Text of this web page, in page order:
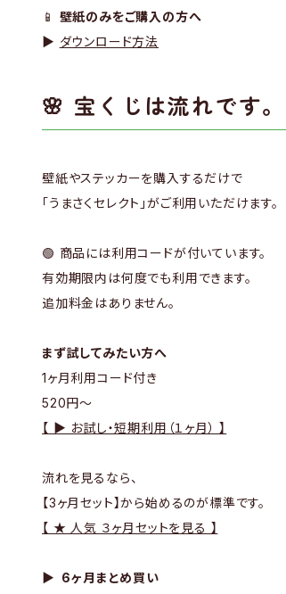
📱 壁紙のみをご購入の方へ
▶ ダウンロード方法
🌸 宝くじは流れです。
壁紙やステッカーを購入するだけで
「うまさくセレクト」がご利用いただけます。
🟢 商品には利用コードが付いています。
有効期限内は何度でも利用できます。
追加料金はありません。
まず試してみたい方へ
1ヶ月利用コード付き
520円〜
【 ▶ お試し・短期利用（１ヶ月） 】
流れを見るなら、
【3ヶ月セット】から始めるのが標準です。
【 ★ 人気 ３ヶ月セットを見る 】
▶ 6ヶ月まとめ買い